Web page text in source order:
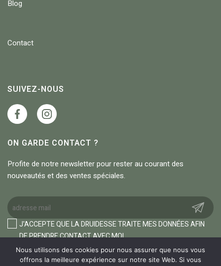
Blog
Contact
SUIVEZ-NOUS
ON GARDE CONTACT ?
Profite de notre newsletter pour rester au courant des
nouveautés et des ventes spéciales.
J'ACCEPTE QUE LA DRUIDESSE TRAITE MES DONNÉES AFIN
DE PRENDRE CONTACT AVEC MOI.
Nous utilisons des cookies pour nous assurer que nous vous
offrons la meilleure expérience sur notre site Web. Si vous